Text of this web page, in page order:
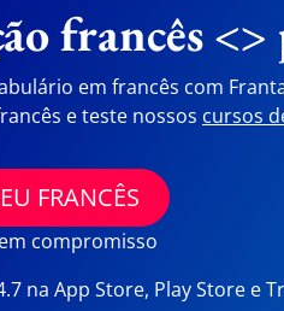
francês
em francês com
e teste nossos cursos
FRANCÊS
compromisso
na App Store, Play Store e